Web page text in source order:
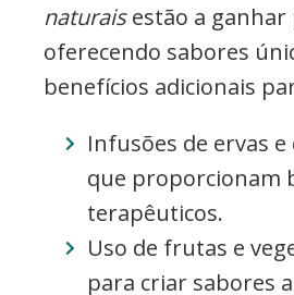
naturaisestão a ganhar
oferecendo sabores
benefícios adicionais
Infusões de ervas e
que proporcionam
terapêuticos.
Uso de frutas e
para criar sabores